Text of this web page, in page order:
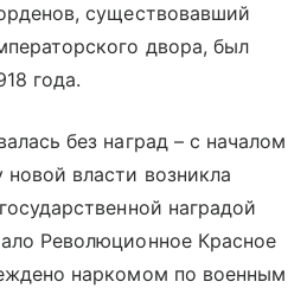
существовавший
двора, был
года.
без наград – с началом
власти возникла
наградой
Революционное Красное
наркомом по военным